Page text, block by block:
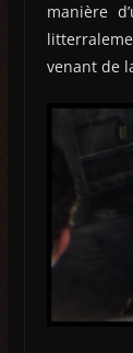
manière
venant de